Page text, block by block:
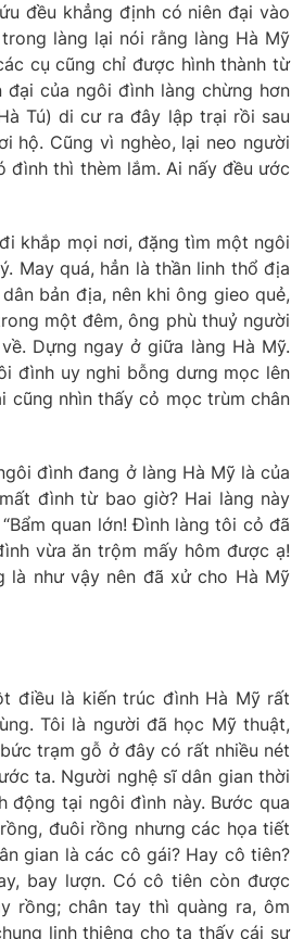
đều khẳng định có niên đại vào
làng lại nói rằng làng Hà Mỹ
cụ cũng chỉ được hình thành từ
của ngôi đình làng chừng hơn
Tú) di cư ra đây lập trại rồi sau
hộ. Cũng vì nghèo, lại neo người
đình thì thèm lắm. Ai nấy đều ước
khắp mọi nơi, đặng tìm một ngôi
May quá, hẳn là thần linh thổ địa
bản địa, nên khi ông gieo quẻ,
một đêm, ông phù thuỷ người
Dựng ngay ở giữa làng Hà Mỹ.
đình uy nghi bỗng dưng mọc lên
cũng nhìn thấy cỏ mọc trùm chân
đình đang ở làng Hà Mỹ là của
đình từ bao giờ? Hai làng này
quan lớn! Đình làng tôi cỏ đã
vừa ăn trộm mấy hôm được ạ!
là như vậy nên đã xử cho Hà Mỹ
điều là kiến trúc đình Hà Mỹ rất
Tôi là người đã học Mỹ thuật,
trạm gỗ ở đây có rất nhiều nét
ta. Người nghệ sĩ dân gian thời
động tại ngôi đình này. Bước qua
đuôi rồng nhưng các họa tiết
gian là các cô gái? Hay cô tiên?
bay lượn. Có cô tiên còn được
rồng; chân tay thì quàng ra, ôm
linh thiêng cho ta thấy cái sự